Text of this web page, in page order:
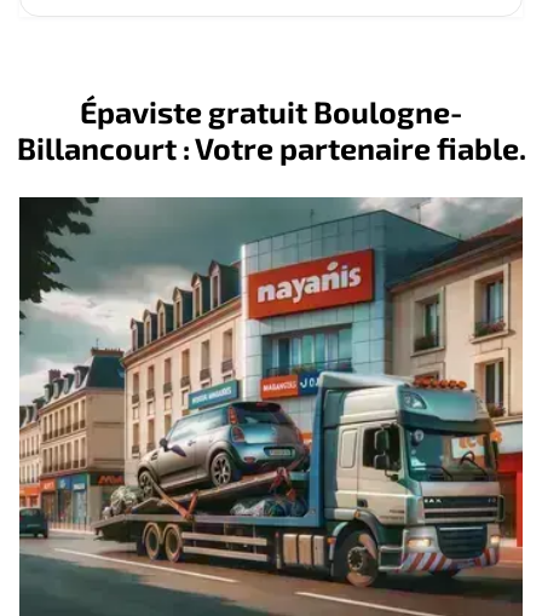
Épaviste gratuit Boulogne-
Billancourt : Votre partenaire fiable.